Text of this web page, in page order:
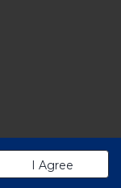
I Agree